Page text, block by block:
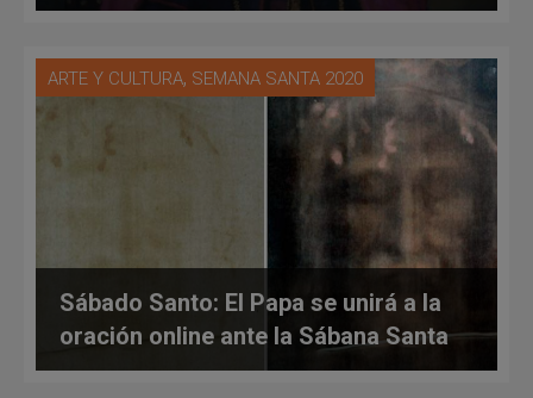
ARTE Y CULTURA, SEMANA SANTA 2020
Sábado Santo: El Papa se unirá a la
oración online ante la Sábana Santa